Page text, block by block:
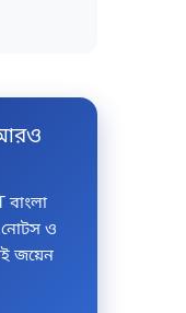
আরও
নোটস ও
জয়েন